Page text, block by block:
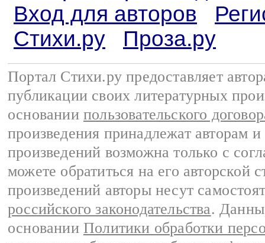
Вход для авторов
Стихи.ру
Проза.ру
Портал Стихи.ру предоставляет
публикации своих литературных
основании пользовательского
произведения принадлежат авторам
произведений возможна только с
можете обратиться на его авторской
произведений авторы несут
российского законодательства.
основании Политики обработки